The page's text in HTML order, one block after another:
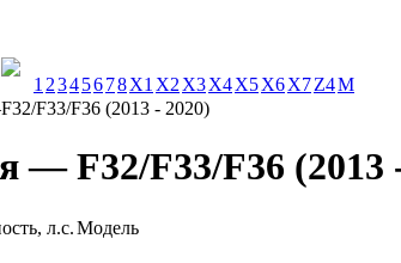
1 2345678X1 X2 X3X4X5X6X7Z4М
F32/F33/F36 (2013 - 2020)
— F32/F33/F36 (2013
л.с.Модель